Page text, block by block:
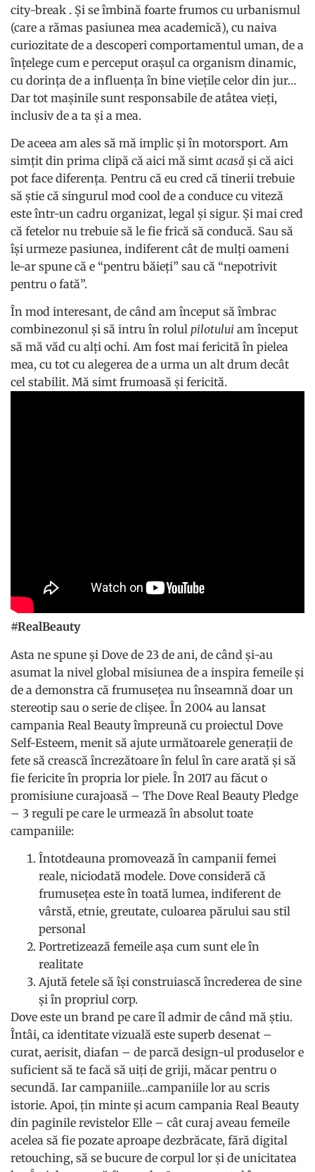
city-break . Și se îmbină foarte frumos cu urbanismul
(care a rămas pasiunea mea academică), cu naiva
curiozitate de a descoperi comportamentul uman, de a
înțelege cum e perceput orașul ca organism dinamic,
cu dorința de a influența în bine viețile celor din jur…
Dar tot mașinile sunt responsabile de atâtea vieți,
inclusiv de a ta și a mea.
De aceea am ales să mă implic și în motorsport. Am
simțit din prima clipă că aici mă simt acasă și că aici
pot face diferența. Pentru că eu cred că tinerii trebuie
să știe că singurul mod cool de a conduce cu viteză
este într-un cadru organizat, legal și sigur. Și mai cred
că fetelor nu trebuie să le fie frică să conducă. Sau să
își urmeze pasiunea, indiferent cât de mulți oameni
le-ar spune că e “pentru băieți” sau că “nepotrivit
pentru o fată”.
În mod interesant, de când am început să îmbrac
combinezonul și să intru în rolul pilotului am început
să mă văd cu alți ochi. Am fost mai fericită în pielea
mea, cu tot cu alegerea de a urma un alt drum decât
cel stabilit. Mă simt frumoasă și fericită.
#RealBeauty
Asta ne spune și Dove de 23 de ani, de când și-au
asumat la nivel global misiunea de a inspira femeile și
de a demonstra că frumusețea nu înseamnă doar un
stereotip sau o serie de clișee. În 2004 au lansat
campania Real Beauty împreună cu proiectul Dove
Self-Esteem, menit să ajute următoarele generații de
fete să crească încrezătoare în felul în care arată și să
fie fericite în propria lor piele. În 2017 au făcut o
promisiune curajoasă – The Dove Real Beauty Pledge
– 3 reguli pe care le urmează în absolut toate
campaniile:
Întotdeauna promovează în campanii femei
reale, niciodată modele. Dove consideră că
frumusețea este în toată lumea, indiferent de
vârstă, etnie, greutate, culoarea părului sau stil
personal
Portretizează femeile așa cum sunt ele în
realitate
Ajută fetele să își construiască încrederea de sine
și în propriul corp.
Dove este un brand pe care îl admir de când mă știu.
Întâi, ca identitate vizuală este superb desenat –
curat, aerisit, diafan – de parcă design-ul produselor e
suficient să te facă să uiți de griji, măcar pentru o
secundă. Iar campaniile…campaniile lor au scris
istorie. Apoi, țin minte și acum campania Real Beauty
din paginile revistelor Elle – cât curaj aveau femeile
acelea să fie pozate aproape dezbrăcate, fără digital
retouching, să se bucure de corpul lor și de unicitatea